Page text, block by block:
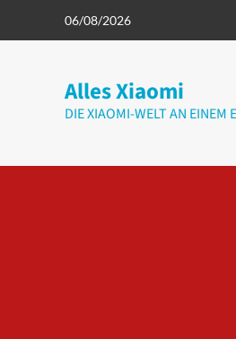
06/08/2026
Alles Xiaomi
DIE XIAOMI-WELT AN EINEM